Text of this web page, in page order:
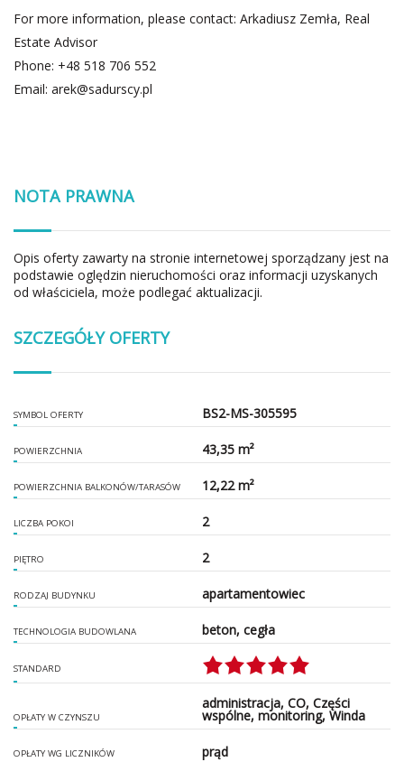
For more information, please contact: Arkadiusz Zemła, Real
Estate Advisor
Phone: +48 518 706 552
Email: arek@sadurscy.pl
NOTA PRAWNA
Opis oferty zawarty na stronie internetowej sporządzany jest na
podstawie oględzin nieruchomości oraz informacji uzyskanych
od właściciela, może podlegać aktualizacji.
SZCZEGÓŁY OFERTY
SYMBOL OFERTY BS2-MS-305595
POWIERZCHNIA 43,35 m²
POWIERZCHNIA BALKONÓW/TARASÓW 12,22 m²
LICZBA POKOI 2
PIĘTRO 2
RODZAJ BUDYNKU apartamentowiec
TECHNOLOGIA BUDOWLANA beton, cegła
STANDARD
OPŁATY W CZYNSZU
administracja, CO, Części
wspólne, monitoring, Winda
OPŁATY WG LICZNIKÓW prąd